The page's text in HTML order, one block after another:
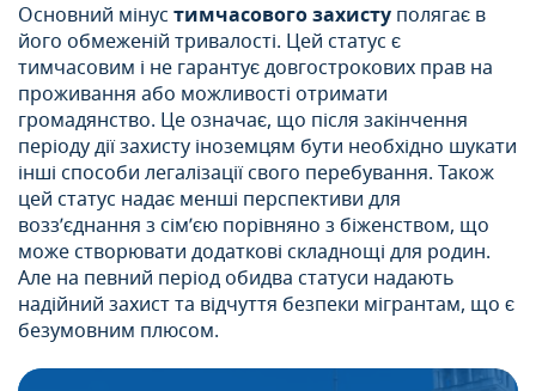
Основний мінус тимчасового захисту полягає в
його обмеженій тривалості. Цей статус є
тимчасовим і не гарантує довгострокових прав на
проживання або можливості отримати
громадянство. Це означає, що після закінчення
періоду дії захисту іноземцям бути необхідно шукати
інші способи легалізації свого перебування. Також
цей статус надає менші перспективи для
возз’єднання з сім’єю порівняно з біженством, що
може створювати додаткові складнощі для родин.
Але на певний період обидва статуси надають
надійний захист та відчуття безпеки мігрантам, що є
безумовним плюсом.